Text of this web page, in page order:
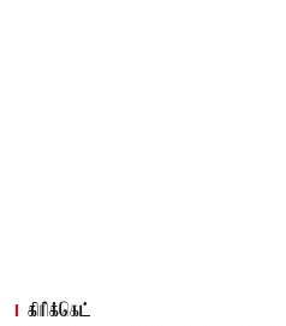
கிரிக்கெட்